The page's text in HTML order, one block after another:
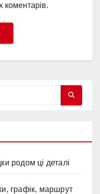
коментарів.
родом ці деталі
графік, маршрут